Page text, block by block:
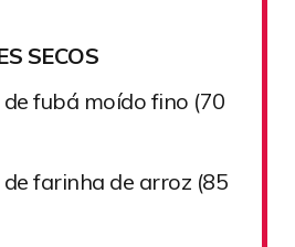
SECOS
fubá moído fino (70
farinha de arroz (85